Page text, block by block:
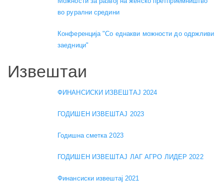
во рурални средини
Конференција "Со еднакви можности до одржливи
заедници"
Извештаи
ФИНАНСИСКИ ИЗВЕШТАЈ 2024
ГОДИШЕН ИЗВЕШТАЈ 2023
Годишна сметка 2023
ГОДИШЕН ИЗВЕШТАЈ ЛАГ АГРО ЛИДЕР 2022
Финансиски извештај 2021